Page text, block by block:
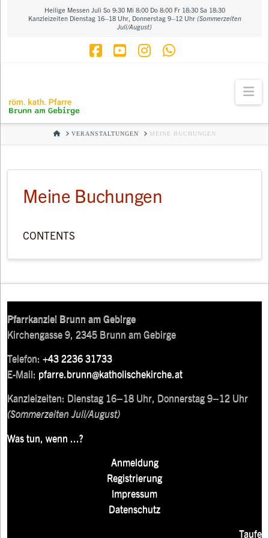
Heilige Messen Juli So 9:30 Mi 8:00 Do 8:00 Fr 18:30 Sa 18:30
Kanzleizeiten Dienstag 16–18 Uhr, Donnerstag 9–12 Uhr (Sommerzeiten
Juli/August)
HOMEVERANSTALTUNGEN MEINE BUCHUNGEN
Meine Buchungen
CONTENTS
Pfarrkanzlei Brunn am Gebirge
Kirchengasse 9, 2345 Brunn am Gebirge
Telefon:+43 2236 31733
E-Mail: pfarre.brunn@katholischekirche.at
Kanzleizeiten: Dienstag 16–18 Uhr, Donnerstag 9–12 Uhr
(Sommerzeiten Juli/August)
Was tun, wenn ...?
Anmeldung
Registrierung
Impressum
Datenschutz
Taufe